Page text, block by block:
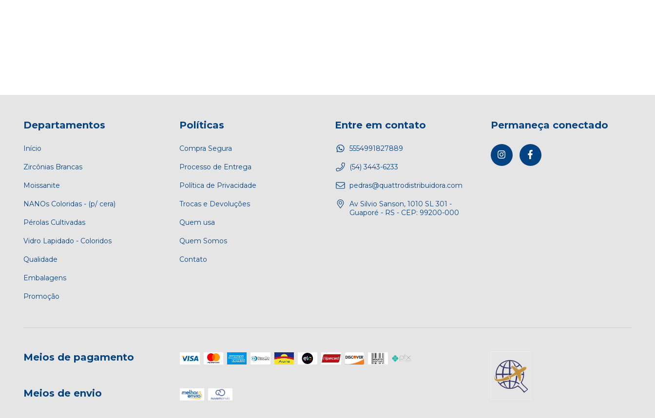
Departamentos
Início
Zircônias Brancas
Moissanite
NANOs Coloridas - (p/ cera)
Pérolas Cultivadas
Vidro Lapidado - Coloridos
Qualidade
Embalagens
Promoção
Políticas
Compra Segura
Processo de Entrega
Política de Privacidade
Trocas e Devoluções
Quem usa
Quem Somos
Contato
Entre em contato
5554991827889
(54) 3443-6233
pedras@quattrodistribuidora.com
Av Silvio Sanson, 1010 SL 301 -
Guaporé - RS - CEP: 99200-000
Permaneça conectado
Meios de pagamento
Meios de envio